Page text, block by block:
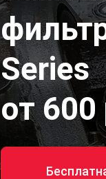
Series
от 600